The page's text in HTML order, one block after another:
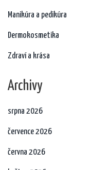
Manikúra a pedikúra
Dermokosmetika
Zdraví a krása
Archivy
srpna 2026
července 2026
června 2026